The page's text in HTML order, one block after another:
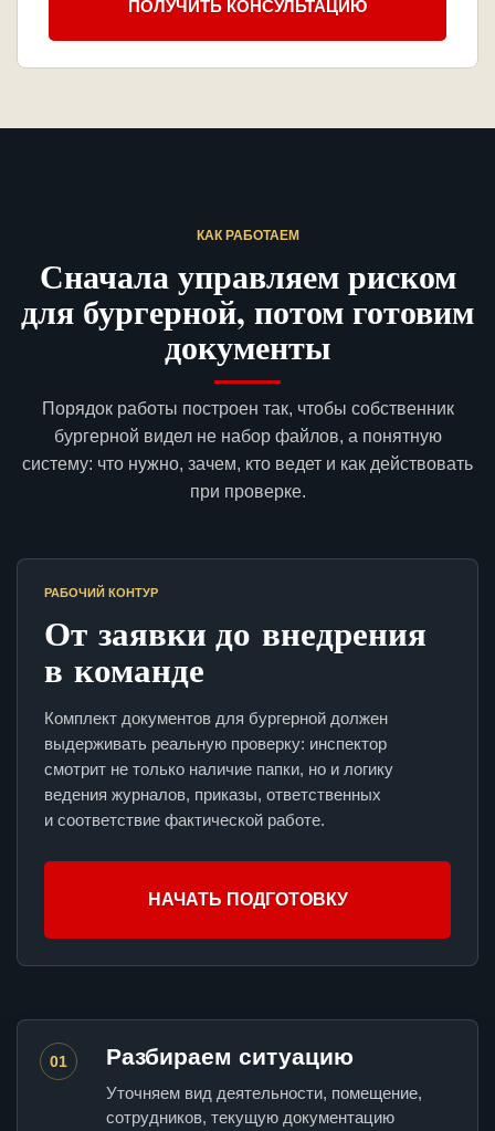
ПОЛУЧИТЬ КОНСУЛЬТАЦИЮ
КАК РАБОТАЕМ
Сначала управляем риском
для бургерной, потом готовим
документы
Порядок работы построен так, чтобы собственник
бургерной видел не набор файлов, а понятную
систему: что нужно, зачем, кто ведет и как действовать
при проверке.
РАБОЧИЙ КОНТУР
От заявки до внедрения
в команде
Комплект документов для бургерной должен
выдерживать реальную проверку: инспектор
смотрит не только наличие папки, но и логику
ведения журналов, приказы, ответственных
и соответствие фактической работе.
НАЧАТЬ ПОДГОТОВКУ
01 Разбираем ситуацию
Уточняем вид деятельности, помещение,
сотрудников, текущую документацию